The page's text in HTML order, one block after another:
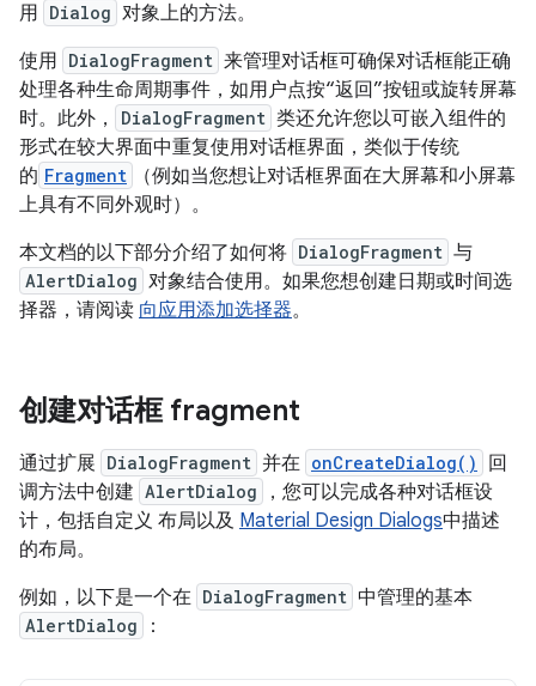
用 Dialog 对象上的方法。
使用 DialogFragment 来管理对话框可确保对话框能正确
处理各种生命周期事件，如用户点按“返回”按钮或旋转屏幕
时。此外，
DialogFragment 类还允许您以可嵌入组件的
形式在较大界面中重复使用对话框界面，类似于传统
的 Fragment
（例如当您想让对话框界面在大屏幕和小屏幕
上具有不同外观时）。
本文档的以下部分介绍了如何将 DialogFragment 与
AlertDialog 对象结合使用。如果您想创建日期或时间选
择器，请阅读 向应用添加选择器。
创建对话框 fragment
通过扩展 DialogFragment 并在 onCreateDialog()
回
调方法中创建 AlertDialog
，您可以完成各种对话框设
计，包括自定义 布局以及 Material Design Dialogs中描述
的布局。
例如，以下是一个在 DialogFragment 中管理的基本
AlertDialog ：